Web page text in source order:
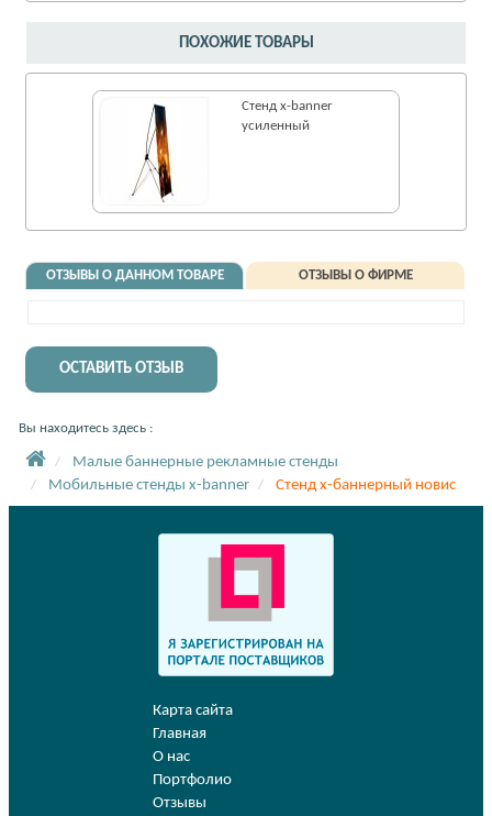
ПОХОЖИЕ ТОВАРЫ
Стенд x-banner
усиленный
ОТЗЫВЫ О ДАННОМ ТОВАРЕ ОТЗЫВЫ О ФИРМЕ
ОСТАВИТЬ ОТЗЫВ
Вы находитесь здесь :
Малые баннерные рекламные стенды
Мобильные стенды x-banner
Стенд х-баннерный новис
Карта сайта
Главная
О нас
Портфолио
Отзывы